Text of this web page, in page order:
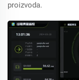
proizvoda.